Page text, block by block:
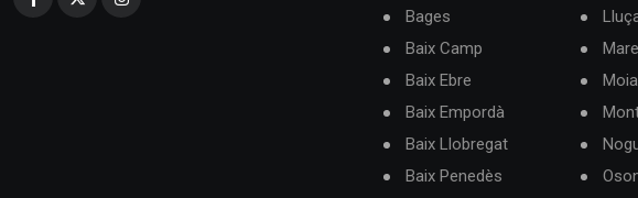
Bages
Baix Camp
Baix Ebre
Baix Empordà
Baix Llobregat
Baix Penedès